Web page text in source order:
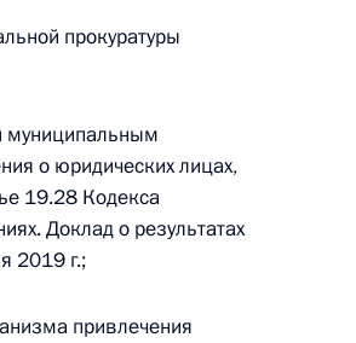
правонарушениях
прокуратуры
муниципальным
о юридических лицах,
19.28 Кодекса
Доклад о результатах
2019 г.;
привлечения